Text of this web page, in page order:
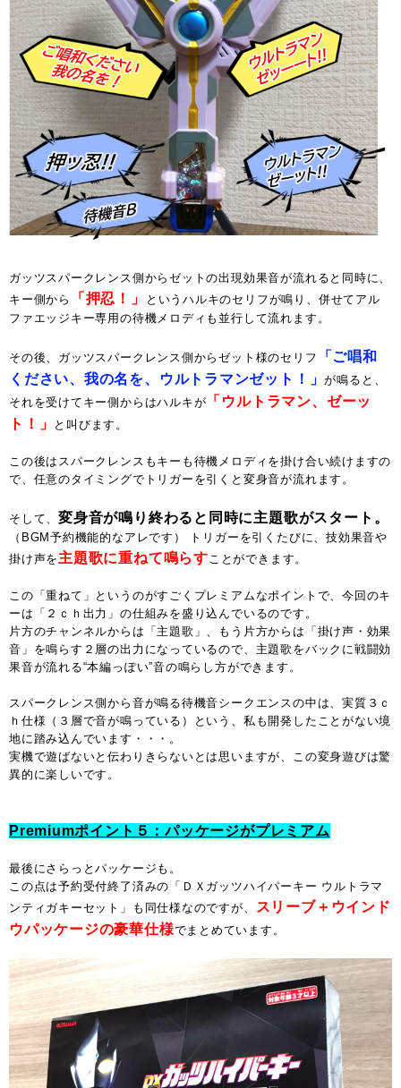
ガッツスパークレンス側からゼットの出現効果音が流れると同時に、
キー側から
「押忍！」
というハルキのセリフが鳴り、併せてアル
ファエッジキー専用の待機メロディも並行して流れます。
その後、ガッツスパークレンス側からゼット様のセリフ
「ご唱和
ください、我の名を、ウルトラマンゼット！」が鳴ると、
それを受けてキー側からはハルキが 「ウルトラマン、ゼーッ
ト！」
と叫びます。
この後はスパークレンスもキーも待機メロディを掛け合い続けますの
で、任意のタイミングでトリガーを引くと変身音が流れます。
そして、変身音が鳴り終わると同時に主題歌がスタート。
（BGM予約機能的なアレです） トリガーを引くたびに、技効果音や
掛け声を 主題歌に重ねて鳴らす ことができます。
この「重ねて」というのがすごくプレミアムなポイントで、今回のキ
ーは「２ｃｈ出力」の仕組みを盛り込んでいるのです。
片方のチャンネルからは「主題歌」、もう片方からは「掛け声・効果
音」を鳴らす２層の出力になっているので、主題歌をバックに戦闘効
果音が流れる“本編っぽい”音の鳴らし方ができます。
スパークレンス側から音が鳴る待機音シークエンスの中は、実質３ｃ
ｈ仕様（３層で音が鳴っている）という、私も開発したことがない境
地に踏み込んでいます・・・。
実機で遊ばないと伝わりきらないとは思いますが、この変身遊びは驚
異的に楽しいです。
Premiumポイント５：パッケージがプレミアム
最後にさらっとパッケージも。
この点は予約受付終了済みの「ＤＸガッツハイパーキー ウルトラマ
ンティガキーセット」も同仕様なのですが、
スリーブ＋ウインド
ウパッケージの豪華仕様でまとめています。